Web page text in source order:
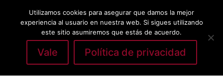
Seleccionar página
Utilizamos cookies para asegurar que damos la mejor
experiencia al usuario en nuestra web. Si sigues utilizando
este sitio asumiremos que estás de acuerdo.
Vale Política de privacidad